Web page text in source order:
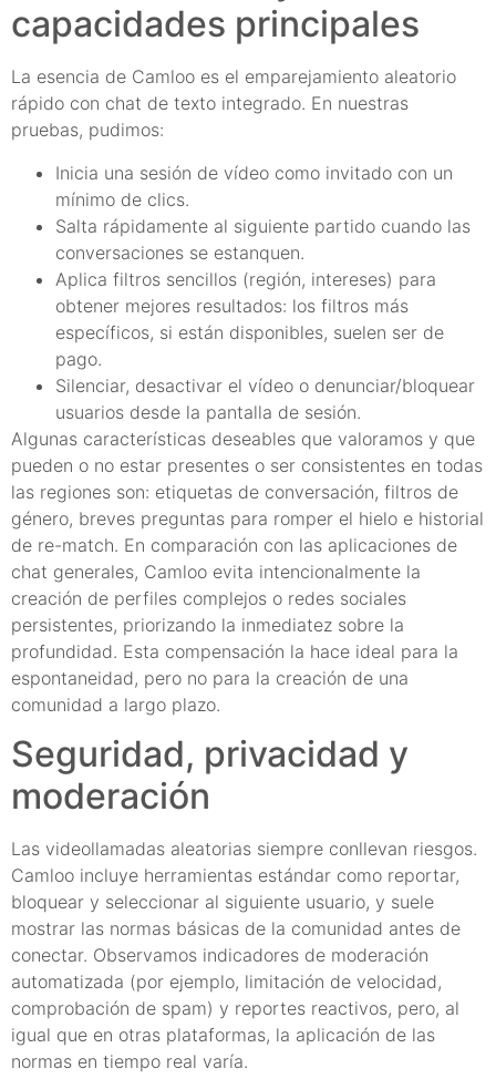
capacidades principales
La esencia de Camloo es el emparejamiento aleatorio
rápido con chat de texto integrado. En nuestras
pruebas, pudimos:
Inicia una sesión de vídeo como invitado con un
mínimo de clics.
Salta rápidamente al siguiente partido cuando las
conversaciones se estanquen.
Aplica filtros sencillos (región, intereses) para
obtener mejores resultados: los filtros más
específicos, si están disponibles, suelen ser de
pago.
Silenciar, desactivar el vídeo o denunciar/bloquear
usuarios desde la pantalla de sesión.
Algunas características deseables que valoramos y que
pueden o no estar presentes o ser consistentes en todas
las regiones son: etiquetas de conversación, filtros de
género, breves preguntas para romper el hielo e historial
de re-match. En comparación con las aplicaciones de
chat generales, Camloo evita intencionalmente la
creación de perfiles complejos o redes sociales
persistentes, priorizando la inmediatez sobre la
profundidad. Esta compensación la hace ideal para la
espontaneidad, pero no para la creación de una
comunidad a largo plazo.
Seguridad, privacidad y
moderación
Las videollamadas aleatorias siempre conllevan riesgos.
Camloo incluye herramientas estándar como reportar,
bloquear y seleccionar al siguiente usuario, y suele
mostrar las normas básicas de la comunidad antes de
conectar. Observamos indicadores de moderación
automatizada (por ejemplo, limitación de velocidad,
comprobación de spam) y reportes reactivos, pero, al
igual que en otras plataformas, la aplicación de las
normas en tiempo real varía.